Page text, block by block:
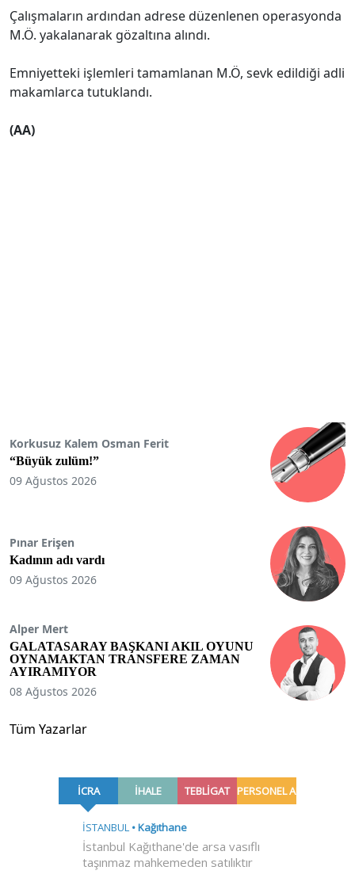
Çalışmaların ardından adrese düzenlenen operasyonda
M.Ö. yakalanarak gözaltına alındı.
Emniyetteki işlemleri tamamlanan M.Ö, sevk edildiği adli
makamlarca tutuklandı.
(AA)
Korkusuz Kalem Osman Ferit
“Büyük zulüm!”
09 Ağustos 2026
Pınar Erişen
Kadının adı vardı
09 Ağustos 2026
Alper Mert
GALATASARAY BAŞKANI AKIL OYUNU
OYNAMAKTAN TRANSFERE ZAMAN
AYIRAMIYOR
08 Ağustos 2026
Tüm Yazarlar